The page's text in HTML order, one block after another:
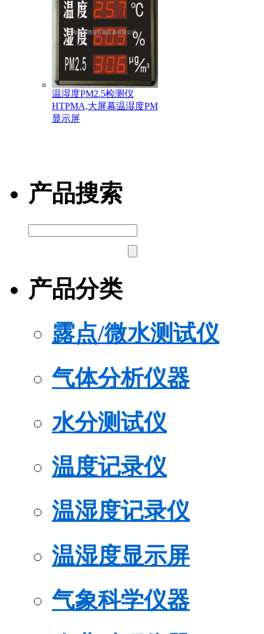
温湿度PM2.5检测仪
HTPMA,大屏幕温湿度PM
显示屏
产品搜索
产品分类
露点/微水测试仪
气体分析仪器
水分测试仪
温度记录仪
温湿度记录仪
温湿度显示屏
气象科学仪器